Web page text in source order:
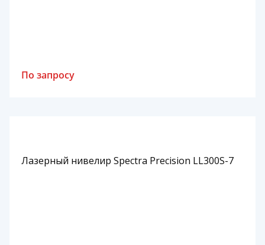
По запросу
Лазерный нивелир Spectra Precision LL300S-7